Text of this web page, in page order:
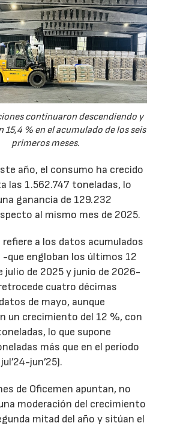
continuaron descendiendo y
15,4 % en el acumulado de los seis
primeros meses.
año, el consumo ha crecido
las 1.562.747 toneladas, lo
ganancia de 129.232
al mismo mes de 2025.
refiere a los datos acumulados
-que engloban los últimos 12
julio de 2025 y junio de 2026-
cuatro décimas
de mayo, aunque
un crecimiento del 12 %, con
lo que supone
más que en el período
jun’25).
de Oficemen apuntan, no
moderación del crecimiento
mitad del año y sitúan el